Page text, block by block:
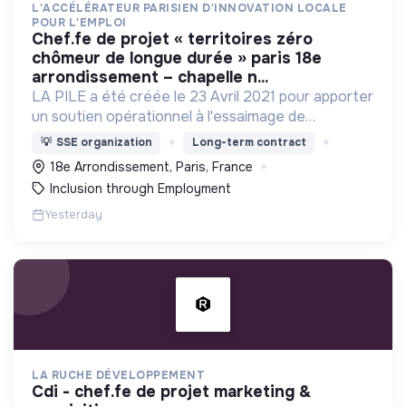
L'ACCÉLÉRATEUR PARISIEN D'INNOVATION LOCALE
POUR L'EMPLOI
chef.fe de projet « territoires zéro
chômeur de longue durée » paris 18e
arrondissement – chapelle n...
LA PILE a été créée le 23 Avril 2021 pour apporter
un soutien opérationnel à l'essaimage de
l’expérimentation "Territoires Zéro Chômeur de
Longue Durée" à Paris
💡 SSE organization Long-term contract
18e Arrondissement, Paris, France
Inclusion through Employment
Yesterday
LA RUCHE DÉVELOPPEMENT
cdi - chef.fe de projet marketing &